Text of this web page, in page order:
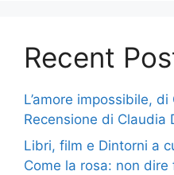
Recent
L’amore impossibile,
Recensione di Claudia
Libri, film e Dintorni a
Come la rosa: non